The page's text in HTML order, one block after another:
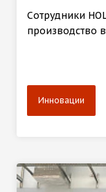
Сотрудники
производство
Инновации